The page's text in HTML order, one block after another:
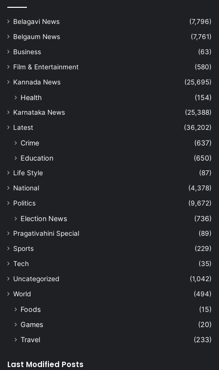
Belagavi News
(7,796)
Belgaum News
(7,761)
Business
(63)
Film & Entertainment
(580)
Kannada News
(25,695)
Health (154)
Karnataka News
(25,388)
Latest
(36,202)
Crime
(637)
Education
(650)
Life Style
(87)
National
(4,378)
Politics
(9,672)
Election News (736)
Pragativahini Special
(89)
Sports
(229)
Tech
(35)
Uncategorized
(1,042)
World
(494)
Foods
(15)
Games
(20)
Travel
(233)
Last Modified Posts